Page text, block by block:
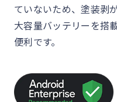
ていないため、塗装剥
大容量バッテリーを搭
便利です。